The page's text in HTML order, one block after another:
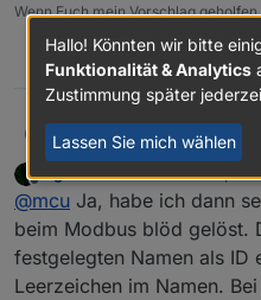
Wenn Euch mein Vorschlag
MCU diginix Es dürfen im
Diginixschrieb am28. Sept.
zuletzt editiert von
@mcu Ja, habe ich dann
beim Modbus blöd gelöst.
festgelegten Namen als ID
Leerzeichen im Namen.
Hallo! Könnten wir bitte
Funktionalität & Analytics
Zustimmung später
Lassen Sie mich wählen